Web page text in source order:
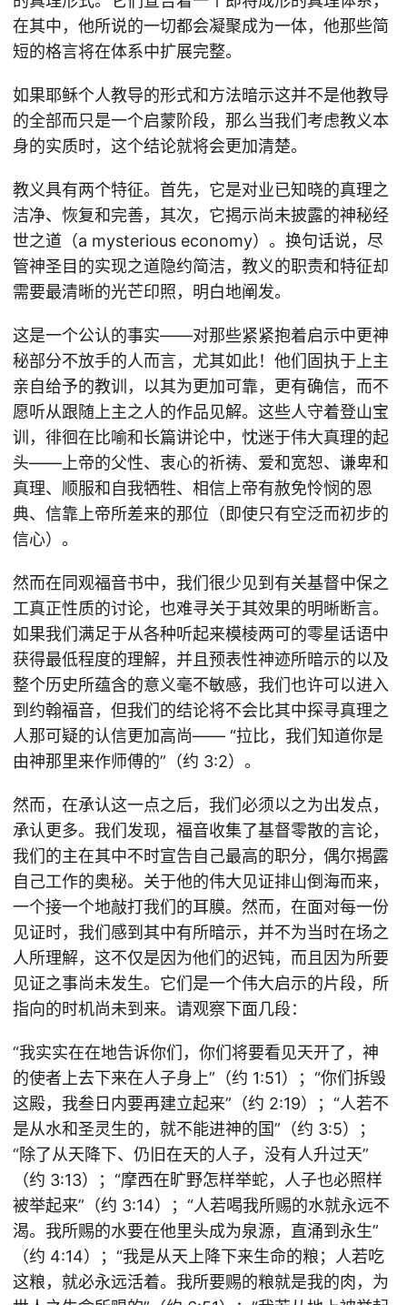
在其中，他所说的一切都会凝聚成为一体，他那些简
短的格言将在体系中扩展完整。
如果耶稣个人教导的形式和方法暗示这并不是他教导
的全部而只是一个启蒙阶段，那么当我们考虑教义本
身的实质时，这个结论就将会更加清楚。
教义具有两个特征。首先，它是对业已知晓的真理之
洁净、恢复和完善，其次，它揭示尚未披露的神秘经
世之道（a mysterious economy）。换句话说，尽
管神圣目的实现之道隐约简洁，教义的职责和特征却
需要最清晰的光芒印照，明白地阐发。
这是一个公认的事实——对那些紧紧抱着启示中更神
秘部分不放手的人而言，尤其如此！他们固执于上主
亲自给予的教训，以其为更加可靠，更有确信，而不
愿听从跟随上主之人的作品见解。这些人守着登山宝
训，徘徊在比喻和长篇讲论中，忱迷于伟大真理的起
头——上帝的父性、衷心的祈祷、爱和宽恕、谦卑和
真理、顺服和自我牺牲、相信上帝有赦免怜悯的恩
典、信靠上帝所差来的那位（即使只有空泛而初步的
信心）。
然而在同观福音书中，我们很少见到有关基督中保之
工真正性质的讨论，也难寻关于其效果的明晰断言。
如果我们满足于从各种听起来模棱两可的零星话语中
获得最低程度的理解，并且预表性神迹所暗示的以及
整个历史所蕴含的意义毫不敏感，我们也许可以进入
到约翰福音，但我们的结论将不会比其中探寻真理之
人那可疑的认信更加高尚—— “拉比，我们知道你是
由神那里来作师傅的”（约 3:2）。
然而，在承认这一点之后，我们必须以之为出发点，
承认更多。我们发现，福音收集了基督零散的言论，
我们的主在其中不时宣告自己最高的职分，偶尔揭露
自己工作的奥秘。关于他的伟大见证排山倒海而来，
一个接一个地敲打我们的耳膜。然而，在面对每一份
见证时，我们感到其中有所暗示，并不为当时在场之
人所理解，这不仅是因为他们的迟钝，而且因为所要
见证之事尚未发生。它们是一个伟大启示的片段，所
指向的时机尚未到来。请观察下面几段：
“我实实在在地告诉你们，你们将要看见天开了，神
的使者上去下来在人子身上”（约 1:51）；“你们拆毁
这殿，我叁日内要再建立起来”（约 2:19）；“人若不
是从水和圣灵生的，就不能进神的国”（约 3:5）；
“除了从天降下、仍旧在天的人子，没有人升过天”
（约 3:13）；“摩西在旷野怎样举蛇，人子也必照样
被举起来”（约 3:14）；“人若喝我所赐的水就永远不
渴。我所赐的水要在他里头成为泉源，直涌到永生”
（约 4:14）；“我是从天上降下来生命的粮；人若吃
这粮，就必永远活着。我所要赐的粮就是我的肉，为